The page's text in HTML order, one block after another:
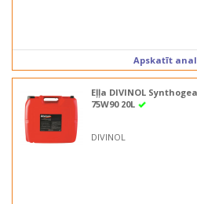
Apskatīt
Eļļa DIVINOL
75W90 20L
DIVINOL